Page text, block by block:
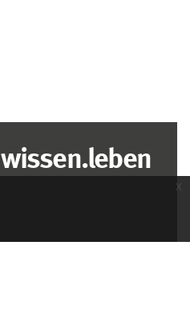
x
wissen.leben